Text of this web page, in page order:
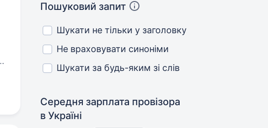
Пошуковий запит
Шукати не тільки у заголовку
Не враховувати синоніми
Шукати за будь-яким зі слів
Середня зарплата провізора
в Україні